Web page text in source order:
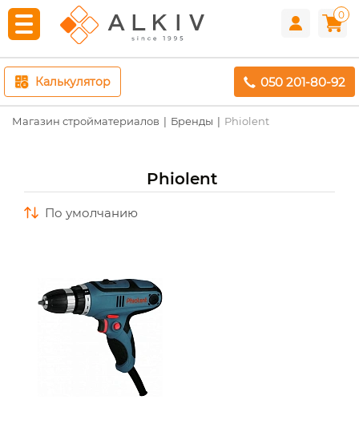
0
Калькулятор 050 201-80-92
Магазин стройматериалов Бренды Phiolent
Phiolent
по умолчанию